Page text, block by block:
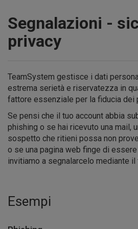
Segnalazioni -
privacy
TeamSystem gestisce i dati
estrema serietà e riservatezza in
fattore essenziale per la fiducia dei
Se pensi che il tuo account abbia
phishing o se hai ricevuto una mail,
sospetto che ritieni possa non
o se una pagina web finge di
invitiamo a segnalarcelo mediante
Esempi